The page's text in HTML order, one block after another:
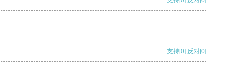
支持[0] 反对[0]